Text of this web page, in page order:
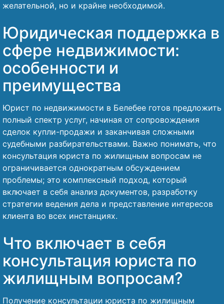
желательной, но и крайне необходимой.
Юридическая поддержка в
сфере недвижимости:
особенности и
преимущества
Юрист по недвижимости в Белебее готов предложить
полный спектр услуг, начиная от сопровождения
сделок купли-продажи и заканчивая сложными
судебными разбирательствами. Важно понимать, что
консультация юриста по жилищным вопросам не
ограничивается однократным обсуждением
проблемы; это комплексный подход, который
включает в себя анализ документов, разработку
стратегии ведения дела и представление интересов
клиента во всех инстанциях.
Что включает в себя
консультация юриста по
жилищным вопросам?
Получение консультации юриста по жилищным